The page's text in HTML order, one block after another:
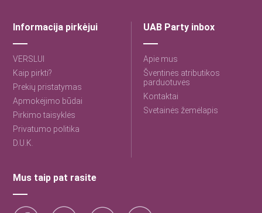
Informacija pirkėjui
VERSLUI
Kaip pirkti?
Prekių pristatymas
Apmokėjimo būdai
Pirkimo taisyklės
Privatumo politika
D.U.K.
UAB Party inbox
Apie mus
Šventinės atributikos
parduotuvės
Kontaktai
Svetainės žemėlapis
Mus taip pat rasite